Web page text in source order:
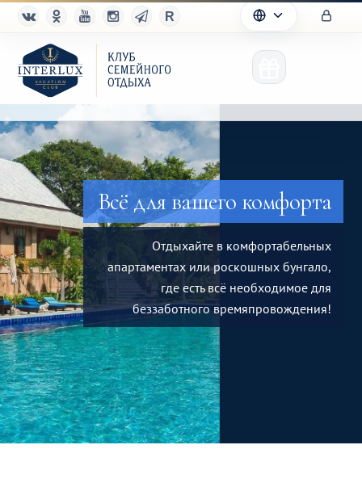
Клуб
Преимущества
Партнерам
Благотворительность
Всё для вашего комфорта
Отдыхайте в комфортабельных
апартаментах или роскошных бунгало,
где есть всё необходимое для
беззаботного времяпровождения!